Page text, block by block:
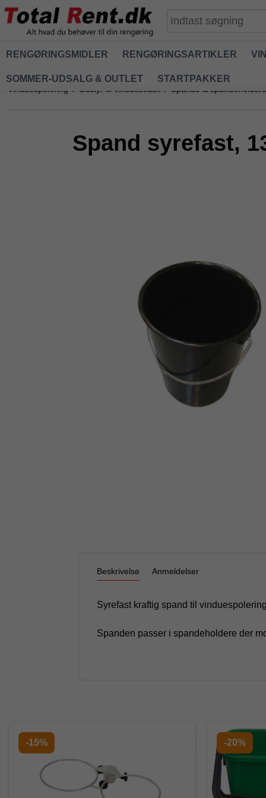
RENGØRINGSMIDLER RENGØRINGSARTIKLER
SOMMER-UDSALG & OUTLET STARTPAKKER
Vinduespolering / Udstyr til vinduesvask / Spande & spandeholdere
Spand syrefast,
Beskrivelse Anmeldelser
Syrefast kraftig spand til
Spanden passer i spandeholdere der
-15% -20%